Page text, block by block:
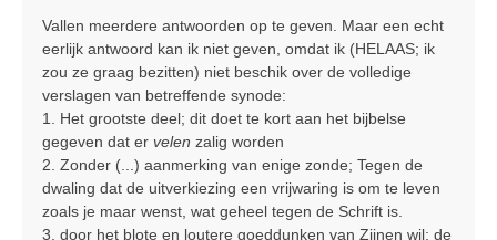
Vallen meerdere antwoorden op te geven. Maar een echt
eerlijk antwoord kan ik niet geven, omdat ik (HELAAS; ik
zou ze graag bezitten) niet beschik over de volledige
verslagen van betreffende synode:
1. Het grootste deel; dit doet te kort aan het bijbelse
gegeven dat er velen zalig worden
2. Zonder (...) aanmerking van enige zonde; Tegen de
dwaling dat de uitverkiezing een vrijwaring is om te leven
zoals je maar wenst, wat geheel tegen de Schrift is.
3. door het blote en loutere goeddunken van Zijnen wil; de